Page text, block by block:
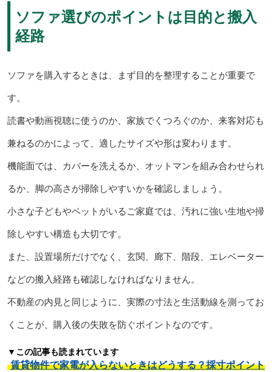
ソファ選びのポイントは目的と搬入
経路
ソファを購入するときは、まず目的を整理することが重要で
す。
読書や動画視聴に使うのか、家族でくつろぐのか、来客対応も
兼ねるのかによって、適したサイズや形は変わります。
機能面では、カバーを洗えるか、オットマンを組み合わせられ
るか、脚の高さが掃除しやすいかを確認しましょう。
小さな子どもやペットがいるご家庭では、汚れに強い生地や掃
除しやすい構造も大切です。
また、設置場所だけでなく、玄関、廊下、階段、エレベーター
などの搬入経路も確認しなければなりません。
不動産の内見と同じように、実際の寸法と生活動線を測ってお
くことが、購入後の失敗を防ぐポイントなのです。
▼この記事も読まれています
賃貸物件で家電が入らないときはどうする？採寸ポイント